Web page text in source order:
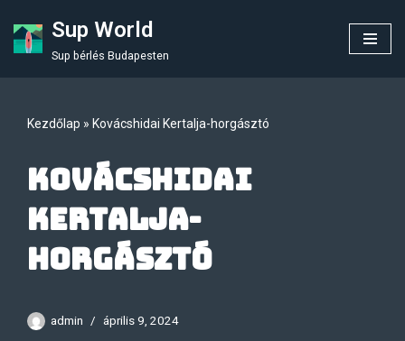
Skip
Sup World
Sup bérlés Budapesten
Kezdőlap » Kovácshidai Kertalja-horgásztó
Kovácshidai
Kertalja-
horgásztó
admin április 9, 2024